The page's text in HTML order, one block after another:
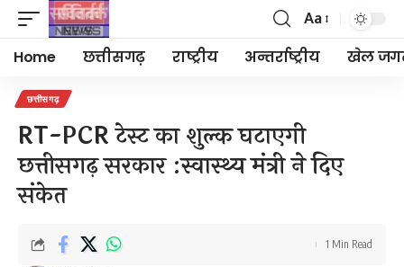
Font
Resizer
Aa
Home छत्तीसगढ़ राष्ट्रीय अन्तर्राष्ट्रीय खेल
छत्तीसगढ़
RT-PCR टेस्ट का शुल्क घटाएगी
छत्तीसगढ़ सरकार :स्वास्थ्य मंत्री ने दिए
संकेत
1 Min Read